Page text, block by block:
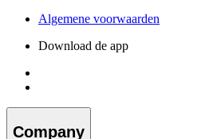
Algemene voorwaarden
Download de app
Company